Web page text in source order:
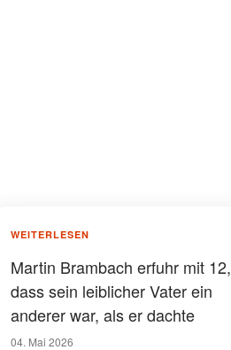
WEITERLESEN
Martin Brambach erfuhr mit 12,
dass sein leiblicher Vater ein
anderer war, als er dachte
04. Mai 2026